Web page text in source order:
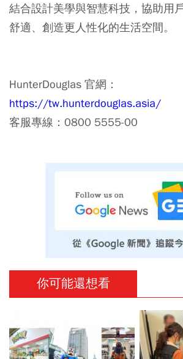
結合設計美學與智慧科技，協助用
舒適、創造更人性化的生活空間。
HunterDouglas 官網：
https://tw.hunterdouglas.asia/
客服專線：0800 5555-00
你可能還想看